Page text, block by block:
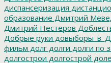
диспансеризация
образование Дмитрий
Дмитрий Нестеров
Добрые руки
фильм долг долги долги по
долгострои долгострой